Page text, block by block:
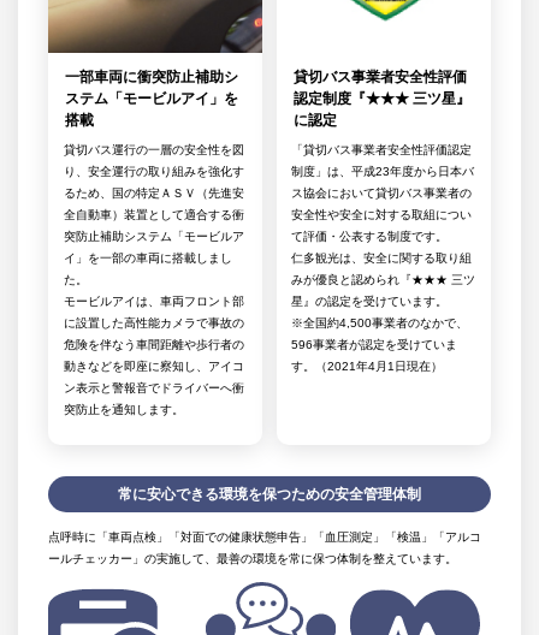
一部車両に衝突防止補助シ
ステム「モービルアイ」を
搭載
貸切バス運行の一層の安全性を図
り、安全運行の取り組みを強化す
るため、国の特定ＡＳＶ（先進安
全自動車）装置として適合する衝
突防止補助システム「モービルア
イ」を一部の車両に搭載しまし
た。
モービルアイは、車両フロント部
に設置した高性能カメラで事故の
危険を伴なう車間距離や歩行者の
動きなどを即座に察知し、アイコ
ン表示と警報音でドライバーへ衝
突防止を通知します。
貸切バス事業者安全性評価
認定制度『★★★ 三ツ星』
に認定
「貸切バス事業者安全性評価認定
制度」は、平成23年度から日本バ
ス協会において貸切バス事業者の
安全性や安全に対する取組につい
て評価・公表する制度です。
仁多観光は、安全に関する取り組
みが優良と認められ『★★★ 三ツ
星』の認定を受けています。
※全国約4,500事業者のなかで、
596事業者が認定を受けていま
す。（2021年4月1日現在）
常に安心できる環境を保つための安全管理体制
点呼時に「車両点検」「対面での健康状態申告」「血圧測定」「検温」「アルコ
ールチェッカー」の実施して、最善の環境を常に保つ体制を整えています。